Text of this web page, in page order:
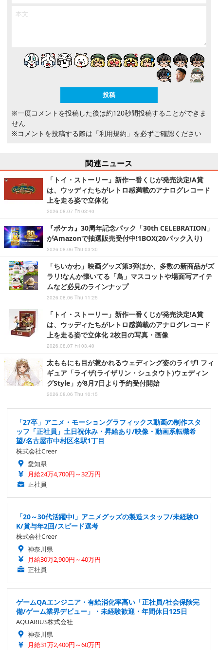
※一度コメントを投稿した後は約120秒間投稿することができま
せん
※コメントを投稿する際は 「利用規約」 を必ずご確認ください
関連ニュース
「トイ・ストーリー」新作一番くじが発売決定!A賞
は、ウッディたちがレトロ感満載のアナログレコード
上を走る姿で立体化
2026.08.07 Fri 03:40
『ポケカ』30周年記念パック「30th CELEBRATION」
がAmazonで抽選販売受付中!1BOX(20パック入り)
2026.08.06 Thu 03:30
「ちいかわ」映画グッズ第3弾ほか、多数の新商品がズ
ラリ!なんか懐いてる「鳥」マスコットや場面写アイテ
ムなど必見のラインナップ
2026.08.06 Thu 11:25
「トイ・ストーリー」新作一番くじが発売決定!A賞
は、ウッディたちがレトロ感満載のアナログレコード
上を走る姿で立体化 2枚目の写真・画像
2026.08.07 Fri 03:40
太ももにも目が惹かれるウェディング姿のライザ! フィ
ギュア「ライザ(ライザリン・シュタウト)ウェディン
グStyle」が8月7日より予約受付開始
2026.08.06 Thu 10:15
「27卒」アニメ・モーショングラフィックス動画の制作スタ
ッフ「正社員」土日祝休み・昇給あり/映像・動画系転職希
望/名古屋市中村区名駅1丁目
株式会社Creer
愛知県
月給24万4,700円～32万円
正社員
「20～30代活躍中!」アニメグッズの製造スタッフ/未経験O
K/賞与年2回/スピード選考
株式会社Creer
神奈川県
月給30万2,900円～40万円
正社員
ゲームQAエンジニア・有給消化率高い「正社員/社会保険完
備/ゲーム業界デビュー」・未経験歓迎・年間休日125日
AQUARIUS株式会社
神奈川県
月給31万2,400円～60万円